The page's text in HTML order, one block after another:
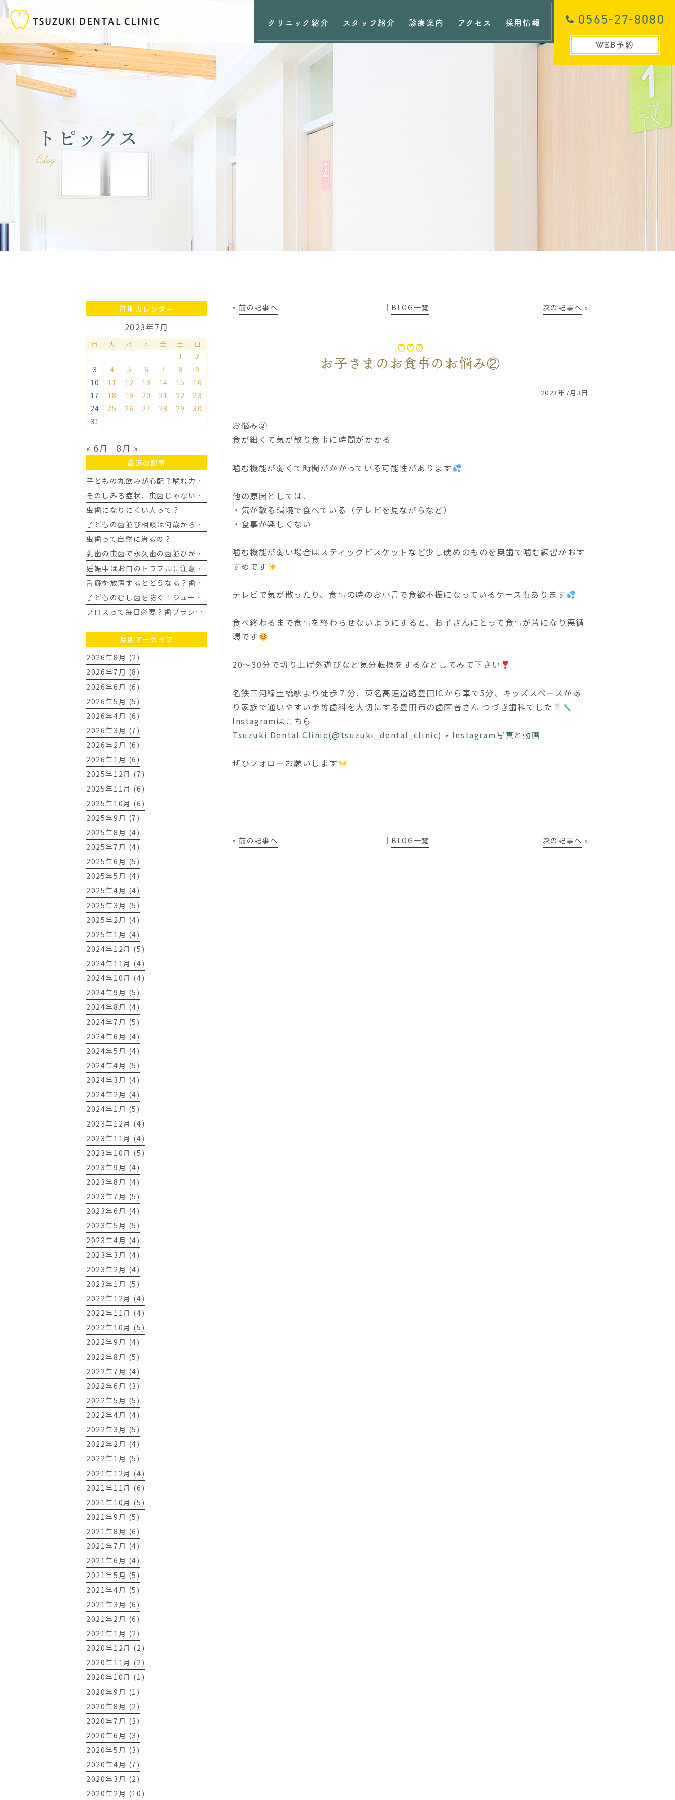
クリニック紹介 スタッフ紹介 診療案内 アクセス 採用情報 0565-27-8080
WEB予約
トピックス
Blog
« 前の記事へ │ BLOG一覧 │ 次の記事へ »
お子さまのお食事のお悩み②
2023年7月3日
お悩み②
食が細くて気が散り食事に時間がかかる
噛む機能が弱くて時間がかかっている可能性があります
他の原因としては、
・気が散る環境で食べている（テレビを見ながらなど）
・食事が楽しくない
噛む機能が弱い場合はスティックビスケットなど少し硬めのものを奥歯で噛む練習がおす
すめです
テレビで気が散ったり、食事の時のお小言で食欲不振になっているケースもあります
食べ終わるまで食事を終わらせないようにすると、お子さんにとって食事が苦になり悪循
環です
20〜30分で切り上げ外遊びなど気分転換をするなどしてみて下さい
名鉄三河線土橋駅より徒歩７分、東名高速道路豊田ICから車で5分、キッズスペースがあ
り家族で通いやすい予防歯科を大切にする豊田市の歯医者さん つづき歯科でした
Instagramはこちら
Tsuzuki Dental Clinic(@tsuzuki_dental_clinic) • Instagram写真と動画
ぜひフォローお願いします
« 前の記事へ │ BLOG一覧 │ 次の記事へ »
月別カレンダー
2023年7月
月 火 水 木 金 土 日
1
2
3
4 5 6 7 8
9
10
11 12 13 14 15
16
17
18 19 20 21 22
23
24
25 26 27 28 29
30
31
« 6月 8月 »
最近の記事
子どもの丸飲みが心配？噛む力を育み歯並びを整える家庭の習慣
そのしみる症状、虫歯じゃないかも？知覚過敏について
虫歯になりにくい人って？
子どもの歯並び相談は何歳から？歯科医師が教える受診タイミングの目安
虫歯って自然に治るの？
乳歯の虫歯で永久歯の歯並びがガタガタに？ママの不安に歯科医が回答
妊娠中はお口のトラブルに注意！今日からできる虫歯・歯周病予防
舌癖を放置するとどうなる？歯並びや顎への影響を歯科医師が解説
子どものむし歯を防ぐ！ジュース飲み過ぎの3つの対策｜豊田市
フロスって毎日必要？歯ブラシだけでは落とせない汚れとは
月別アーカイブ
2026年8月 (2)
2026年7月 (8)
2026年6月 (6)
2026年5月 (5)
2026年4月 (6)
2026年3月 (7)
2026年2月 (6)
2026年1月 (6)
2025年12月 (7)
2025年11月 (6)
2025年10月 (6)
2025年9月 (7)
2025年8月 (4)
2025年7月 (4)
2025年6月 (5)
2025年5月 (4)
2025年4月 (4)
2025年3月 (5)
2025年2月 (4)
2025年1月 (4)
2024年12月 (5)
2024年11月 (4)
2024年10月 (4)
2024年9月 (5)
2024年8月 (4)
2024年7月 (5)
2024年6月 (4)
2024年5月 (4)
2024年4月 (5)
2024年3月 (4)
2024年2月 (4)
2024年1月 (5)
2023年12月 (4)
2023年11月 (4)
2023年10月 (5)
2023年9月 (4)
2023年8月 (4)
2023年7月 (5)
2023年6月 (4)
2023年5月 (5)
2023年4月 (4)
2023年3月 (4)
2023年2月 (4)
2023年1月 (5)
2022年12月 (4)
2022年11月 (4)
2022年10月 (5)
2022年9月 (4)
2022年8月 (5)
2022年7月 (4)
2022年6月 (3)
2022年5月 (5)
2022年4月 (4)
2022年3月 (5)
2022年2月 (4)
2022年1月 (5)
2021年12月 (4)
2021年11月 (6)
2021年10月 (5)
2021年9月 (5)
2021年8月 (6)
2021年7月 (4)
2021年6月 (4)
2021年5月 (5)
2021年4月 (5)
2021年3月 (6)
2021年2月 (6)
2021年1月 (2)
2020年12月 (2)
2020年11月 (2)
2020年10月 (1)
2020年9月 (1)
2020年8月 (2)
2020年7月 (3)
2020年6月 (3)
2020年5月 (3)
2020年4月 (7)
2020年3月 (2)
2020年2月 (10)